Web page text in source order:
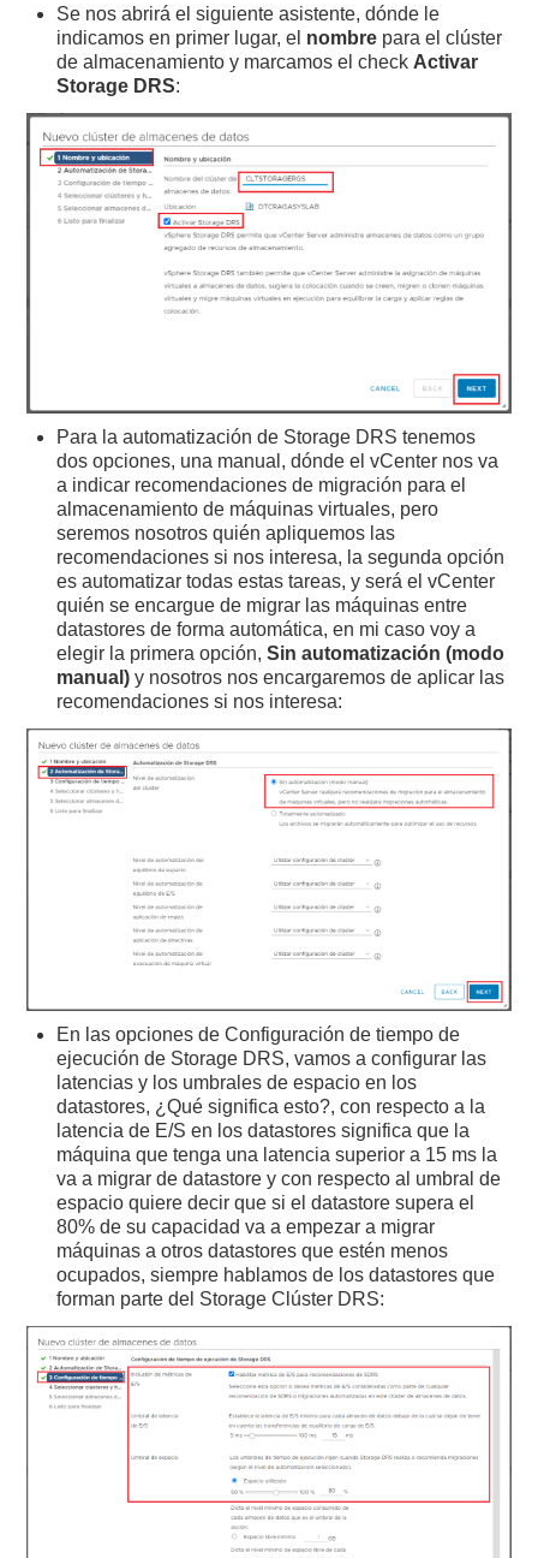
Se nos abrirá el siguiente asistente, dónde le
indicamos en primer lugar, el nombre para el clúster
de almacenamiento y marcamos el checkActivar
Storage DRS:
Para la automatización de Storage DRS tenemos
dos opciones, una manual, dónde el vCenter nos va
a indicar recomendaciones de migración para el
almacenamiento de máquinas virtuales, pero
seremos nosotros quién apliquemos las
recomendaciones si nos interesa, la segunda opción
es automatizar todas estas tareas, y será el vCenter
quién se encargue de migrar las máquinas entre
datastores de forma automática, en mi caso voy a
elegir la primera opción,Sin automatización (modo
manual) y nosotros nos encargaremos de aplicar las
recomendaciones si nos interesa:
En las opciones de Configuración de tiempo de
ejecución de Storage DRS, vamos a configurar las
latencias y los umbrales de espacio en los
datastores, ¿Qué significa esto?, con respecto a la
latencia de E/S en los datastores significa que la
máquina que tenga una latencia superior a 15 ms la
va a migrar de datastore y con respecto al umbral de
espacio quiere decir que si el datastore supera el
80% de su capacidad va a empezar a migrar
máquinas a otros datastores que estén menos
ocupados, siempre hablamos de los datastores que
forman parte del Storage Clúster DRS: